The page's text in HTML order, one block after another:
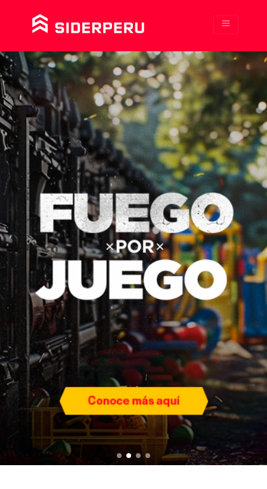
Productos
Cursos
Tiendas
Consejos
Somos más que acero